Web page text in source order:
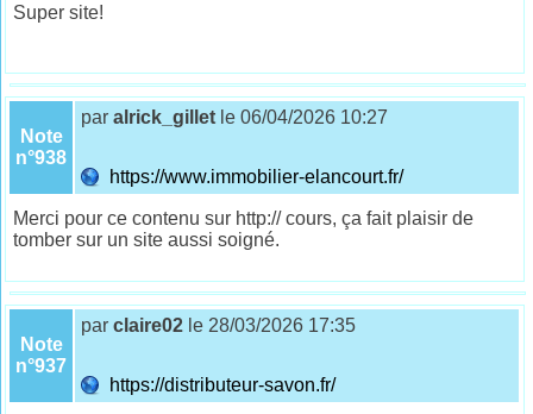
Super site!
Note
n°938
paralrick_gillet le 06/04/2026 10:27
https://www.immobilier-elancourt.fr/
Merci pour ce contenu sur http:// cours, ça fait plaisir de
tomber sur un site aussi soigné.
Note
n°937
parclaire02 le 28/03/2026 17:35
https://distributeur-savon.fr/